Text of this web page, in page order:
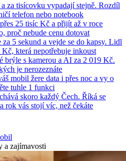
za tisícovku vypadají stejně. Rozdíl
telefon nebo notebook
25 tisíc Kč a přijít až v roce
proč nebude cenu dotovat
5 sekund a vejde se do kapsy. Lidl
která nepotřebuje inkoust
brýle s kamerou a AI za 2 019 Kč.
je nerozeznáte
mobil žere data i přes noc a vy o
tuhle 1 funkci
skoro každý Čech. Říká se
rok vás stojí víc, než čekáte
a zajímavosti